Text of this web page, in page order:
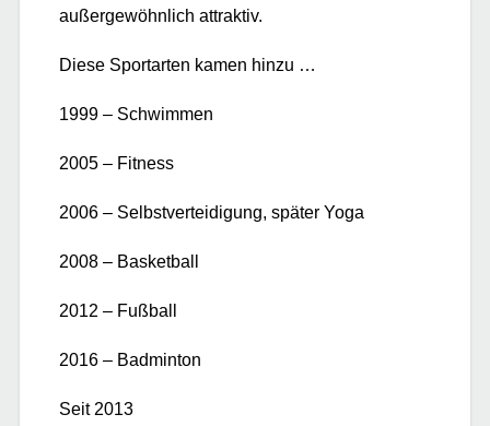
außergewöhnlich attraktiv.
Diese Sportarten kamen hinzu …
1999 – Schwimmen
2005 – Fitness
2006 – Selbstverteidigung, später Yoga
2008 – Basketball
2012 – Fußball
2016 – Badminton
Seit 2013